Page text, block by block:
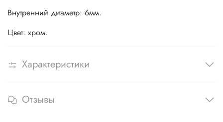
Внутренний диаметр: 6мм.
Цвет: хром.
Характеристики
Отзывы